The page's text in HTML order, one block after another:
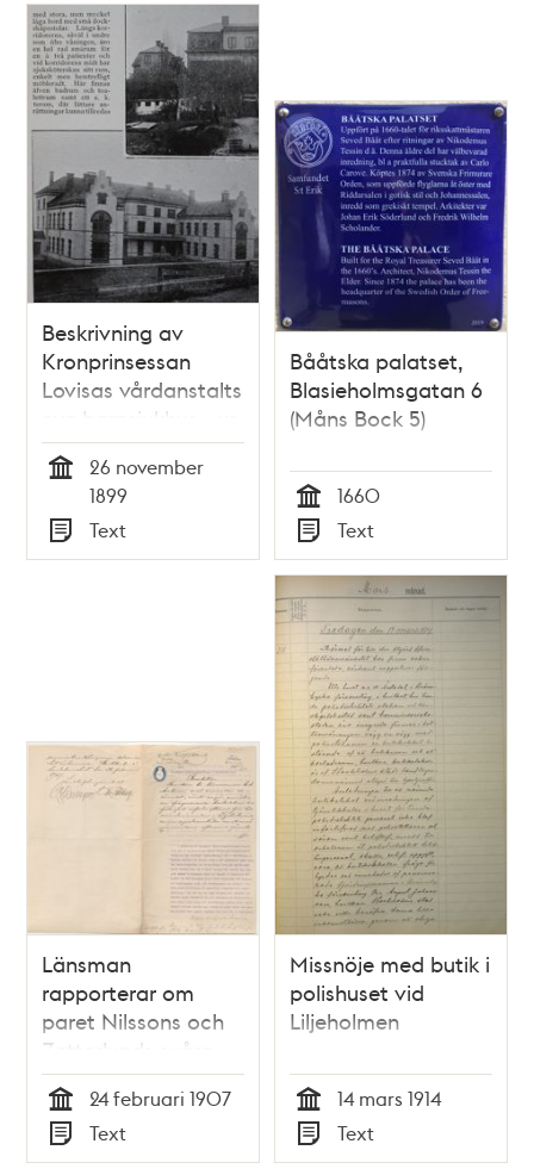
Beskrivning av
Kronprinsessan
Lovisas vårdanstalts
nya barnsjukhus - ur
tidskriften "Hvar 8
dag" 1899
26 november
1899
Typ
Text
Bååtska palatset,
Blasieholmsgatan 6
(Måns Bock 5)
Tid
1660
Typ
Text
Länsman
rapporterar om
paret Nilssons och
Zetterlunds svåra
levnadsförhållanden
Tid
24 februari 1907
Typ
Text
Missnöje med butik i
polishuset vid
Liljeholmen
Tid
14 mars 1914
Typ
Text